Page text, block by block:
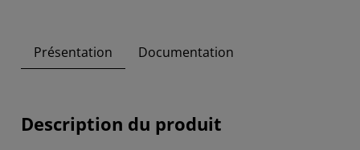
Présentation Documentation
Description du produit